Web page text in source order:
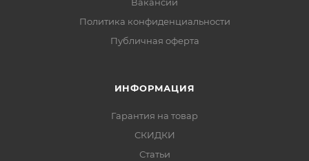
Политика конфиденциальности
Публичная оферта
ИНФОРМАЦИЯ
Гарантия на товар
СКИДКИ
Статьи